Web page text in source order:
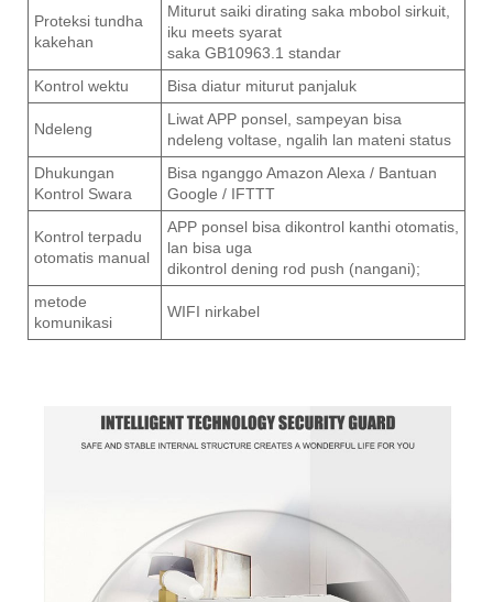
Proteksi tundha
kakehan
Miturut saiki dirating saka mbobol sirkuit,
iku meets syarat
saka GB10963.1 standar
Kontrol wektu
Bisa diatur miturut panjaluk
Ndeleng
Liwat APP ponsel, sampeyan bisa
ndeleng voltase, ngalih lan mateni status
Dhukungan
Kontrol Swara
Bisa nganggo Amazon Alexa / Bantuan
Google / IFTTT
Kontrol terpadu
otomatis manual
APP ponsel bisa dikontrol kanthi otomatis,
lan bisa uga
dikontrol dening rod push (nangani);
metode
komunikasi
WIFI nirkabel